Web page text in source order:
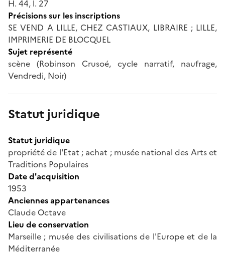
H. 44, l. 27
Précisions sur les inscriptions
SE VEND A LILLE, CHEZ CASTIAUX, LIBRAIRE ; LILLE,
IMPRIMERIE DE BLOCQUEL
Sujet représenté
scène (Robinson Crusoé, cycle narratif, naufrage,
Vendredi, Noir)
Statut juridique
Statut juridique
propriété de l'Etat ; achat ; musée national des Arts et
Traditions Populaires
Date d'acquisition
1953
Anciennes appartenances
Claude Octave
Lieu de conservation
Marseille ; musée des civilisations de l'Europe et de la
Méditerranée